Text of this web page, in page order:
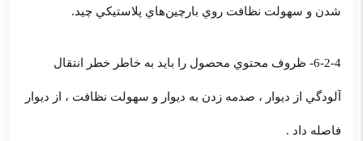
شدن و سهولت نظافت روي بارچين‌هاي پلاستيكي چيد.
6-2-4- ظروف محتوي محصول را بايد به خاطر خطر انتقال
آلودگي از ديوار ، صدمه زدن به ديوار و سهولت نظافت ، از ديوار
فاصله داد .